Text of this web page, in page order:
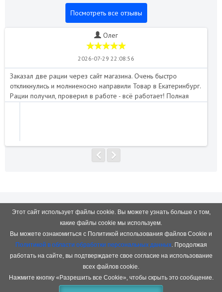
Посмотреть все отзывы
Олег
2026-07-29 22:08:56
Заказал две рации через сайт магазина. Очень быстро
откликнулись и молниеносно направили Товар в Екатеринбург.
Рации получил, проверил в работе - всё работает! Полная
ГАРАНТИЯ
качества на весь товар
ОТПРАВКА ЕЖЕДНЕВНО
Пн-Пт с 10:00 до 18:00, Сб 10:00-15:00
Этот сайт использует файлы cookie. Вы можете узнать больше о том,
какие файлы cookie мы используем.
Вы можете ознакомиться с Политикой использования файлов Cookie и
Политикой в области обработки персональных данных. Продолжая
работать на сайте, вы подтверждаете свое согласие на использование
всех файлов cookie.
Нажмите кнопку «Разрешить все Cookie», чтобы скрыть это сообщение.